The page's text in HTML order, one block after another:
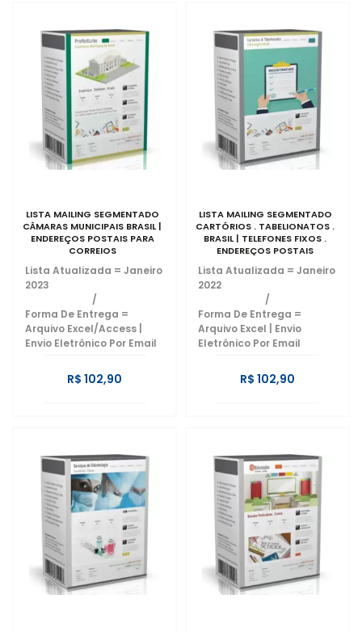
LISTA MAILING SEGMENTADO
CÂMARAS MUNICIPAIS BRASIL |
ENDEREÇOS POSTAIS PARA
CORREIOS
Lista Atualizada = Janeiro
2023
/
Forma De Entrega =
Arquivo Excel/Access |
Envio Eletrônico Por Email
R$ 102,90
LISTA MAILING SEGMENTADO
CARTÓRIOS . TABELIONATOS .
BRASIL | TELEFONES FIXOS .
ENDEREÇOS POSTAIS
Lista Atualizada = Janeiro
2022
/
Forma De Entrega =
Arquivo Excel | Envio
Eletrônico Por Email
R$ 102,90